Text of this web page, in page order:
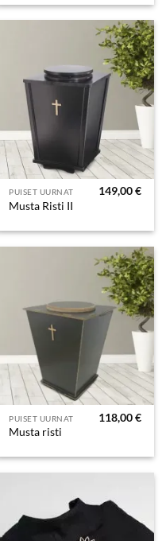
PUISET UURNAT
Musta Risti II
149,00€
PUISET UURNAT
Musta risti
118,00€